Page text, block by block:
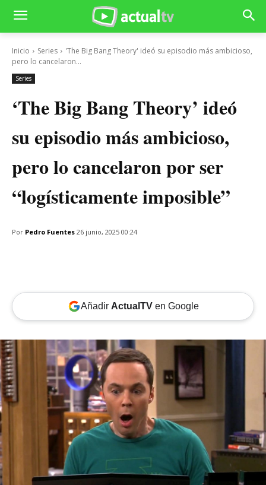
Inicio Series
'The Big Bang Theory' ideó su episodio más ambicioso,
pero lo cancelaron...
Series
‘The Big Bang Theory’ ideó
su episodio más ambicioso,
pero lo cancelaron por ser
“logísticamente imposible”
Por Pedro Fuentes 26 junio, 2025 00:24
Añadir ActualTVen Google